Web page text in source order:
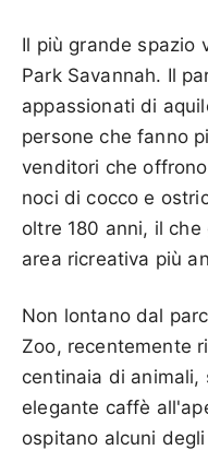
Il più grande spazio
Park Savannah. Il
appassionati di
persone che fanno
venditori che
noci di cocco e
oltre 180 anni, il
area ricreativa più
Non lontano dal
Zoo, recentemente
centinaia di animali,
elegante caffè
ospitano alcuni